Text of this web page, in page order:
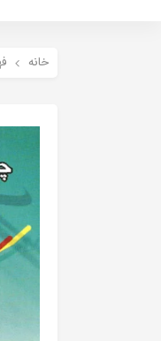
خانه